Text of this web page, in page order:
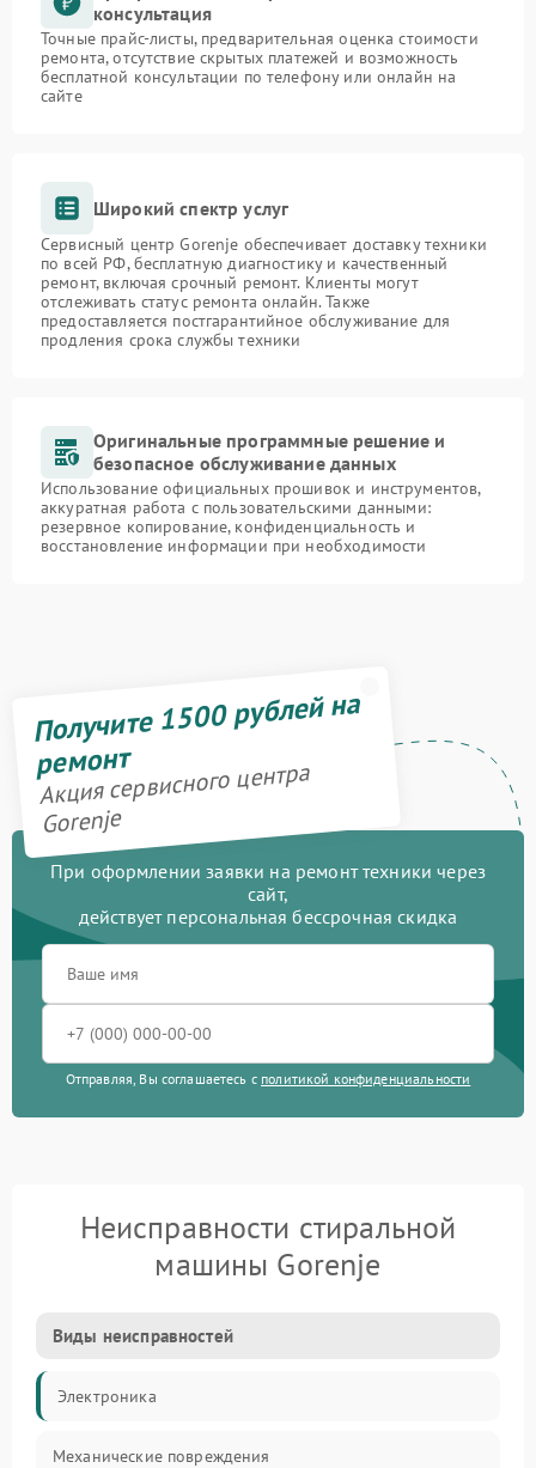
консультация
Точные прайс-листы, предварительная оценка стоимости
ремонта, отсутствие скрытых платежей и возможность
бесплатной консультации по телефону или онлайн на
сайте
Широкий спектр услуг
Сервисный центр Gorenje обеспечивает доставку техники
по всей РФ, бесплатную диагностику и качественный
ремонт, включая срочный ремонт. Клиенты могут
отслеживать статус ремонта онлайн. Также
предоставляется постгарантийное обслуживание для
продления срока службы техники
Оригинальные программные решение и
безопасное обслуживание данных
Использование официальных прошивок и инструментов,
аккуратная работа с пользовательскими данными:
резервное копирование, конфиденциальность и
восстановление информации при необходимости
Получите 1500 рублей на
ремонт
Акция сервисного центра
Gorenje
При оформлении заявки на ремонт техники через
сайт,
действует персональная бессрочная скидка
Отправляя, Вы соглашаетесь с политикой конфиденциальности
Неисправности стиральной
машины Gorenje
Виды неисправностей
Электроника
Механические повреждения